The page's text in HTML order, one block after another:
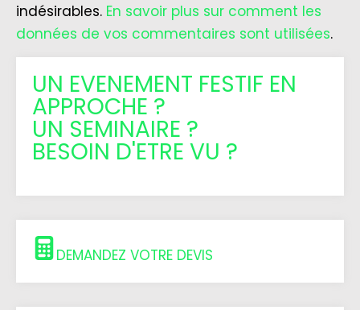
indésirables. En savoir plus sur comment les
données de vos commentaires sont utilisées.
UN EVENEMENT FESTIF EN
APPROCHE ?
UN SEMINAIRE ?
BESOIN D'ETRE VU ?
DEMANDEZ VOTRE DEVIS